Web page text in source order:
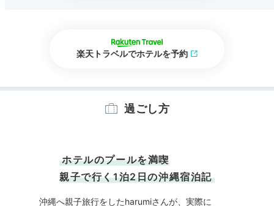
楽天トラベルでホテルを予約
過ごし方
ホテルのプールを満喫
親子で行く1泊2日の沖縄宿泊記
沖縄へ親子旅行をしたharumiさんが、実際に